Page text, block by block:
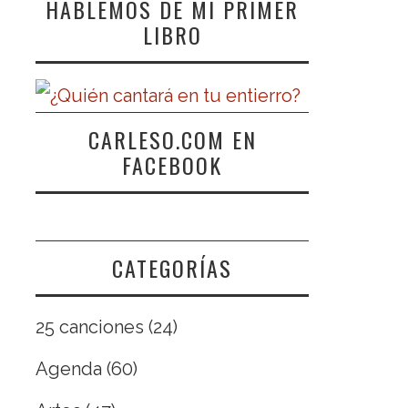
HABLEMOS DE MI PRIMER
LIBRO
CARLESO.COM EN
FACEBOOK
CATEGORÍAS
25 canciones (24)
Agenda (60)